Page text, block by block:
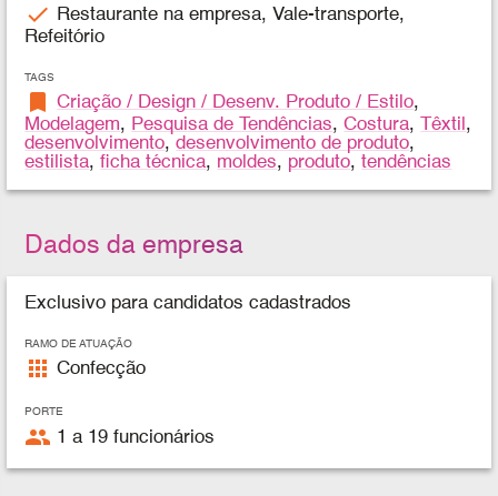
check
Restaurante na empresa, Vale-transporte,
Refeitório
TAGS
bookmark Criação / Design / Desenv. Produto / Estilo,
Modelagem, Pesquisa de Tendências,Costura, Têxtil ,
desenvolvimento,desenvolvimento de produto,
estilista,ficha técnica, moldes, produto,tendências
Dados da empresa
Exclusivo para candidatos cadastrados
RAMO DE ATUAÇÃO
apps Confecção
PORTE
people 1 a 19 funcionários